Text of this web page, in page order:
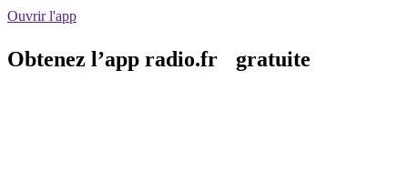
Ouvrir l'app
Obtenez l’app radio.fr gratuite